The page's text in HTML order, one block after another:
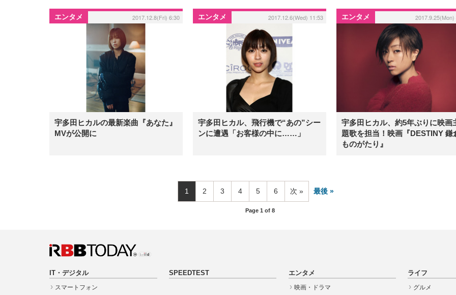
エンタメ 2017.12.8(Fri) 6:30
宇多田ヒカルの最新楽曲『あなた』
MVが公開に
エンタメ 2017.12.6(Wed) 11:53
宇多田ヒカル、飛行機で“あの”シー
ンに遭遇「お客様の中に……」
エンタメ 2017.9.25(Mon)
宇多田ヒカル、約5年ぶりに映画
題歌を担当！映画『DESTINY 鎌
ものがたり』
1 2 3 4 5 6 次 最後
Page 1 of 8
IT・デジタル
スマートフォン
SPEEDTEST
エンタメ
映画・ドラマ
ライフ
グルメ